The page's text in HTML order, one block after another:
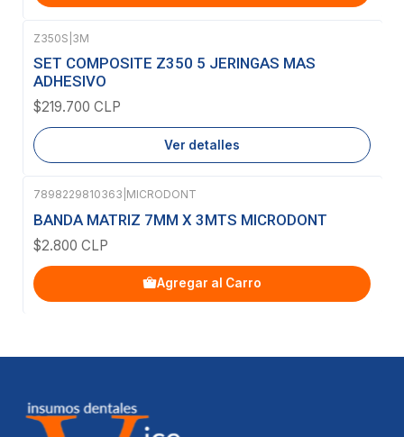
Agotado
Z350S 3M
SET COMPOSITE Z350 5 JERINGAS MAS
ADHESIVO
$219.700 CLP
Ver detalles
7898229810363 MICRODONT
BANDA MATRIZ 7MM X 3MTS MICRODONT
$2.800 CLP
Agregar al Carro